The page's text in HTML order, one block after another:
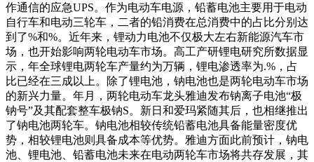
作通信的应急UPS。作为电动车电源，铅蓄电池主要用于电动
自行车和电动三轮车，二者的铅消费在总消费中的占比分别达
到了%和%。近年来，锂动力电池不仅极大左右新能源汽车市
场，也开始影响两轮电动车市场。高工产研锂电研究所数据显
示，年全球锂电两轮车产量约为万辆，锂电渗透率为.%，占
比已经在三成以上。除了锂电池，钠电池也是两轮电动车市场
的新兴力量。年月，两轮电动车龙头雅迪发布钠离子电池“极
钠号”及其配套整车极钠S。新日和爱玛紧随其后，也相继推出
了钠电池两轮车。钠电池相较传统铅蓄电池具备能量密度优
势，相较锂电池则具备成本等优势。雅迪方面此前预计，钠电
池、锂电池、铅蓄电池未来在电动两轮车市场将共存发展，其